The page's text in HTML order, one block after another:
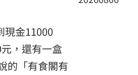
現金11000
，還有一盒
的「有食閣有